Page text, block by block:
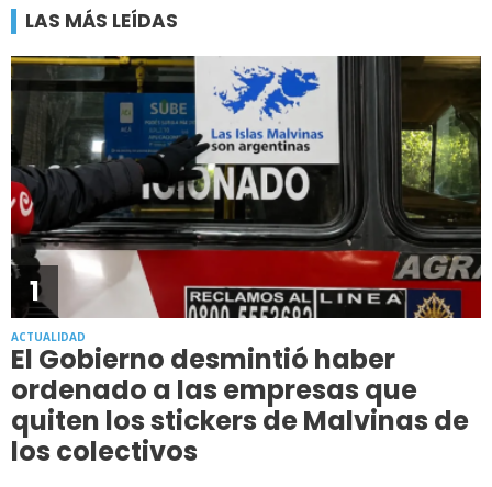
LAS MÁS LEÍDAS
1
ACTUALIDAD
El Gobierno desmintió haber
ordenado a las empresas que
quiten los stickers de Malvinas de
los colectivos